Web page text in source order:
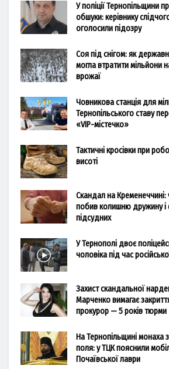
У поліції Тернопільщини
обшуки: керівнику
оголосили підозру
Соя під снігом: як
могла втратити мільйони
врожаї
Човникова станція для
Тернопільського ставу
«VIP-містечко»
Тактичні кросівки при
висоті
Скандал на Кременеччині:
побив колишню дружину і
підсудних
У Тернополі двоє
чоловіка під час
Захист скандальної
Марченко вимагає
прокурор — 5 років тюрми
На Тернопільщині монаха
поля: у ТЦК пояснили
Почаївської лаври